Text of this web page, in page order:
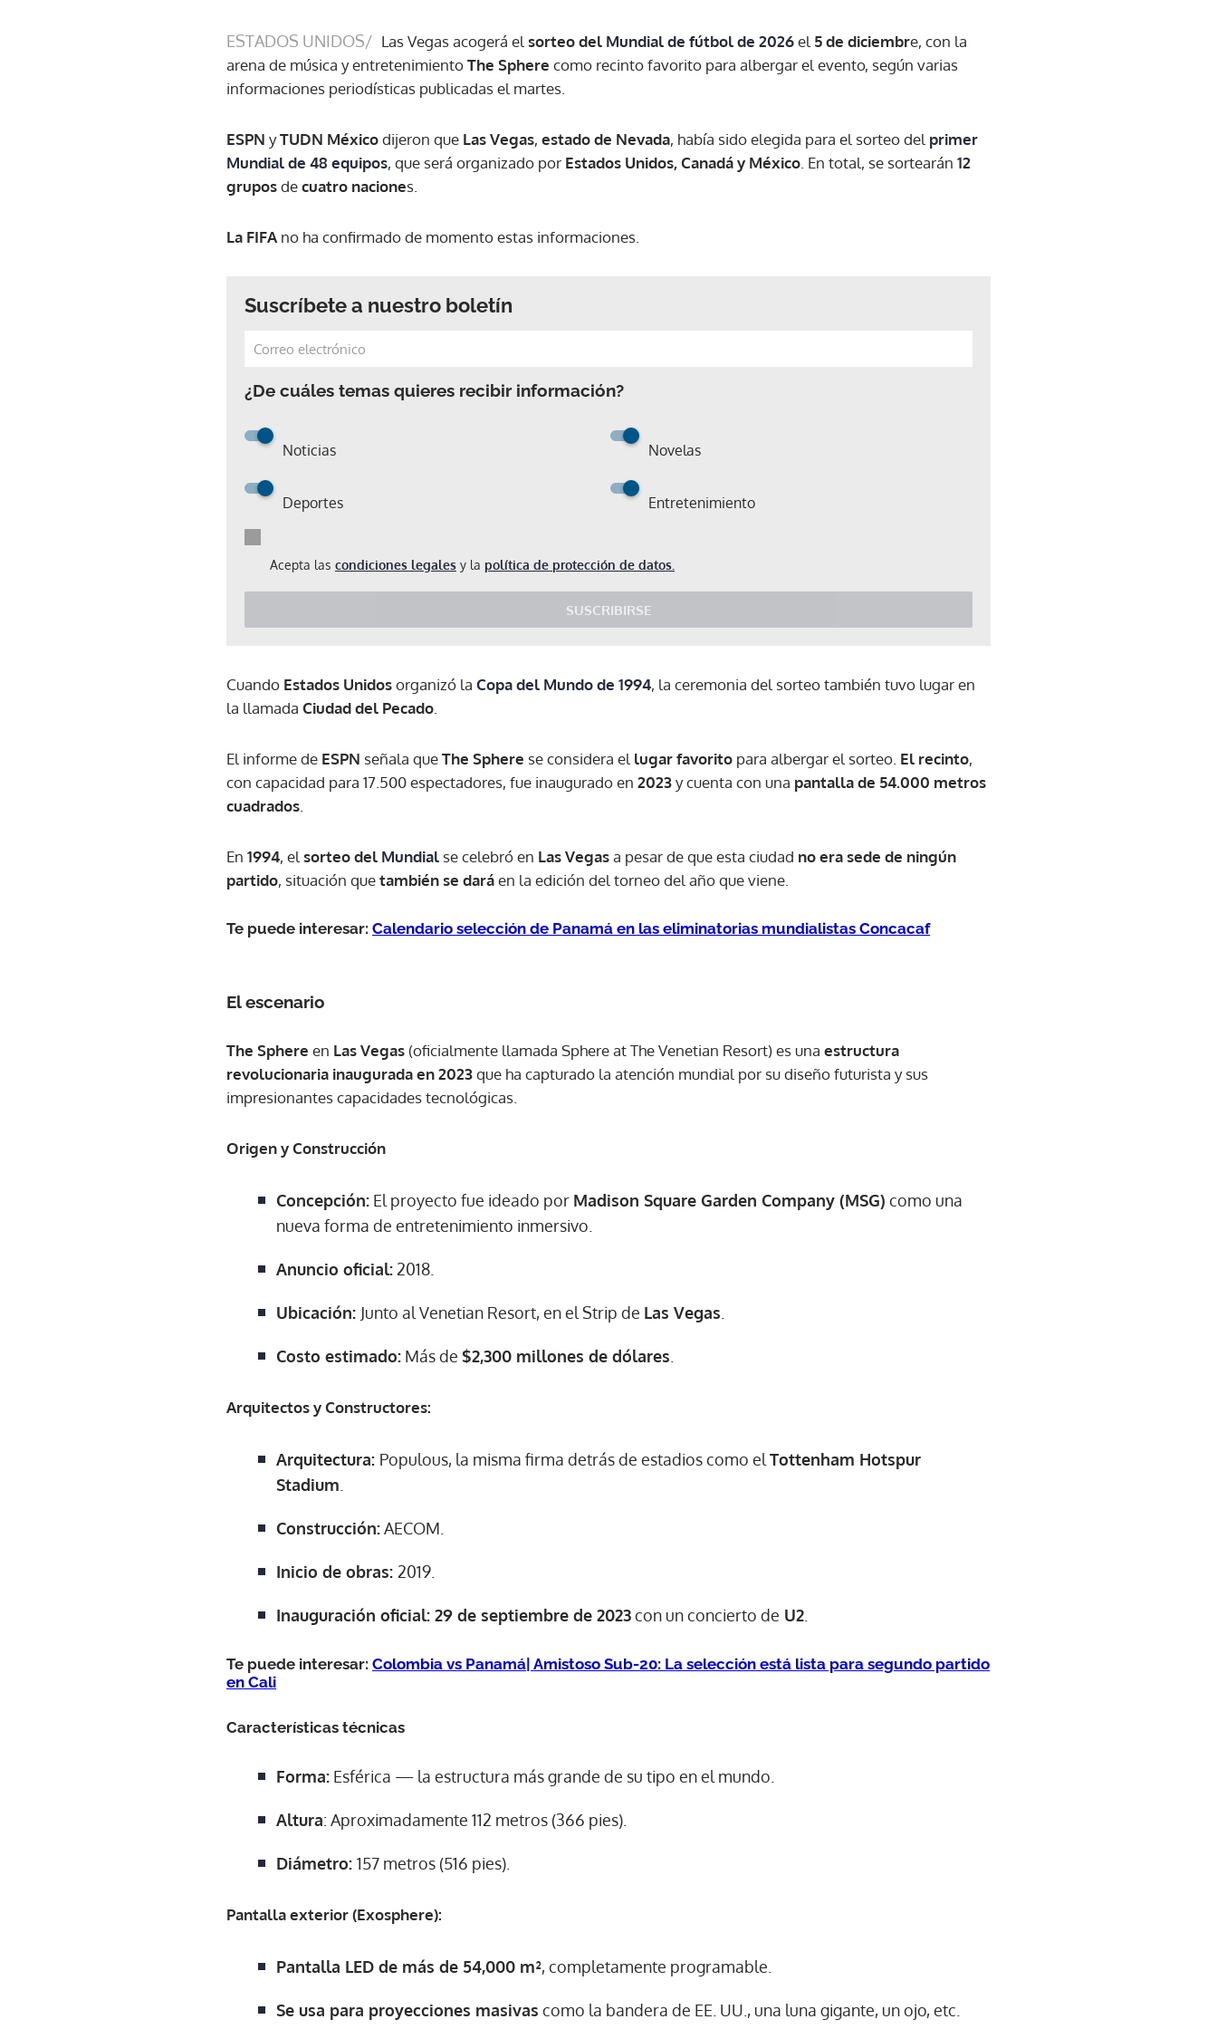
ESTADOS UNIDOS/ Las Vegas acogerá el sorteo del Mundial de fútbol de 2026el 5 de diciembre, con la
arena de música y entretenimientoThe Sphere como recinto favorito para albergar el evento, según varias
informaciones periodísticas publicadas el martes.
ESPN yTUDN Méxicodijeron que Las Vegas, estado de Nevada, había sido elegida para el sorteo del primer
Mundial de 48 equipos, que será organizado por Estados Unidos, Canadá y México . En total, se sortearán 12
gruposdecuatro naciones.
La FIFA no ha confirmado de momento estas informaciones.
Suscríbete a nuestro boletín
¿De cuáles temas quieres recibir información?
Noticias Novelas
Deportes Entretenimiento
Acepta las condiciones legales y la política de protección de datos.
SUSCRIBIRSE
ACEPTAR
Cuando Estados Unidosorganizó la Copa del Mundo de 1994, la ceremonia del sorteo también tuvo lugar en
la llamada Ciudad del Pecado
El informe de ESPN señala queThe Sphere se considera el lugar favorito para albergar el sorteo. El recinto,
con capacidad para 17.500 espectadores, fue inaugurado en 2023y cuenta con una pantalla de 54.000 metros
cuadrados
En 1994, el sorteo del Mundial se celebró en Las Vegasa pesar de que esta ciudad no era sede de ningún
partido, situación quetambién se daráen la edición del torneo del año que viene.
Te puede interesar: Calendario selección de Panamá en las eliminatorias mundialistas Concacaf
El escenario
The Sphere en Las Vegas (oficialmente llamada Sphere at The Venetian Resort) es una estructura
revolucionaria inaugurada en 2023que ha capturado la atención mundial por su diseño futurista y sus
impresionantes capacidades tecnológicas.
Origen y Construcción
Concepción: El proyecto fue ideado por Madison Square Garden Company (MSG) como una
nueva forma de entretenimiento inmersivo.
Anuncio oficial:2018.
Ubicación: Junto al Venetian Resort, en el Strip de Las Vegas
Costo estimado: Más de $2,300 millones de dólares
Arquitectos y Constructores:
Arquitectura: Populous, la misma firma detrás de estadios como el Tottenham Hotspur
Stadium
Construcción:AECOM.
Inicio de obras: 2019.
Inauguración oficial: 29 de septiembre de 2023con un concierto de U2
Te puede interesar: Colombia vs Panamá| Amistoso Sub-20: La selección está lista para segundo partido
en Cali
Características técnicas
Forma: Esférica — la estructura más grande de su tipo en el mundo.
Altura: Aproximadamente 112 metros (366 pies).
Diámetro: 157 metros (516 pies).
Pantalla exterior (Exosphere):
Pantalla LED de más de 54,000 m², completamente programable.
Se usa para proyecciones masivas como la bandera de EE. UU., una luna gigante, un ojo, etc.